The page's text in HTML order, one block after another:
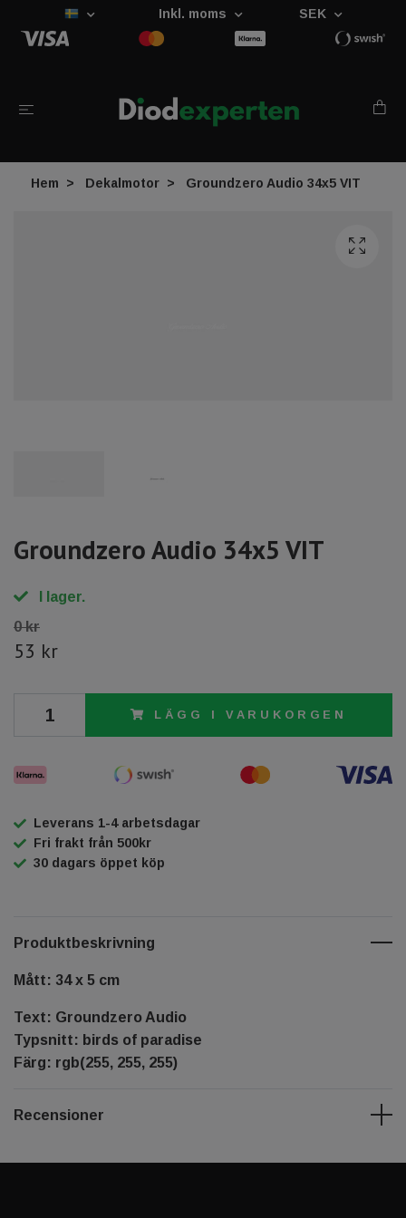
Inkl. moms SEK
Hem Dekalmotor Groundzero Audio 34x5 VIT
Groundzero Audio 34x5 VIT
I lager.
0 kr
53 kr
LÄGG I VARUKORGEN
Leverans 1-4 arbetsdagar
Fri frakt från 500kr
30 dagars öppet köp
Produktbeskrivning
Mått: 34 x 5 cm
Text: Groundzero Audio
Typsnitt: birds of paradise
Färg: rgb(255, 255, 255)
Recensioner